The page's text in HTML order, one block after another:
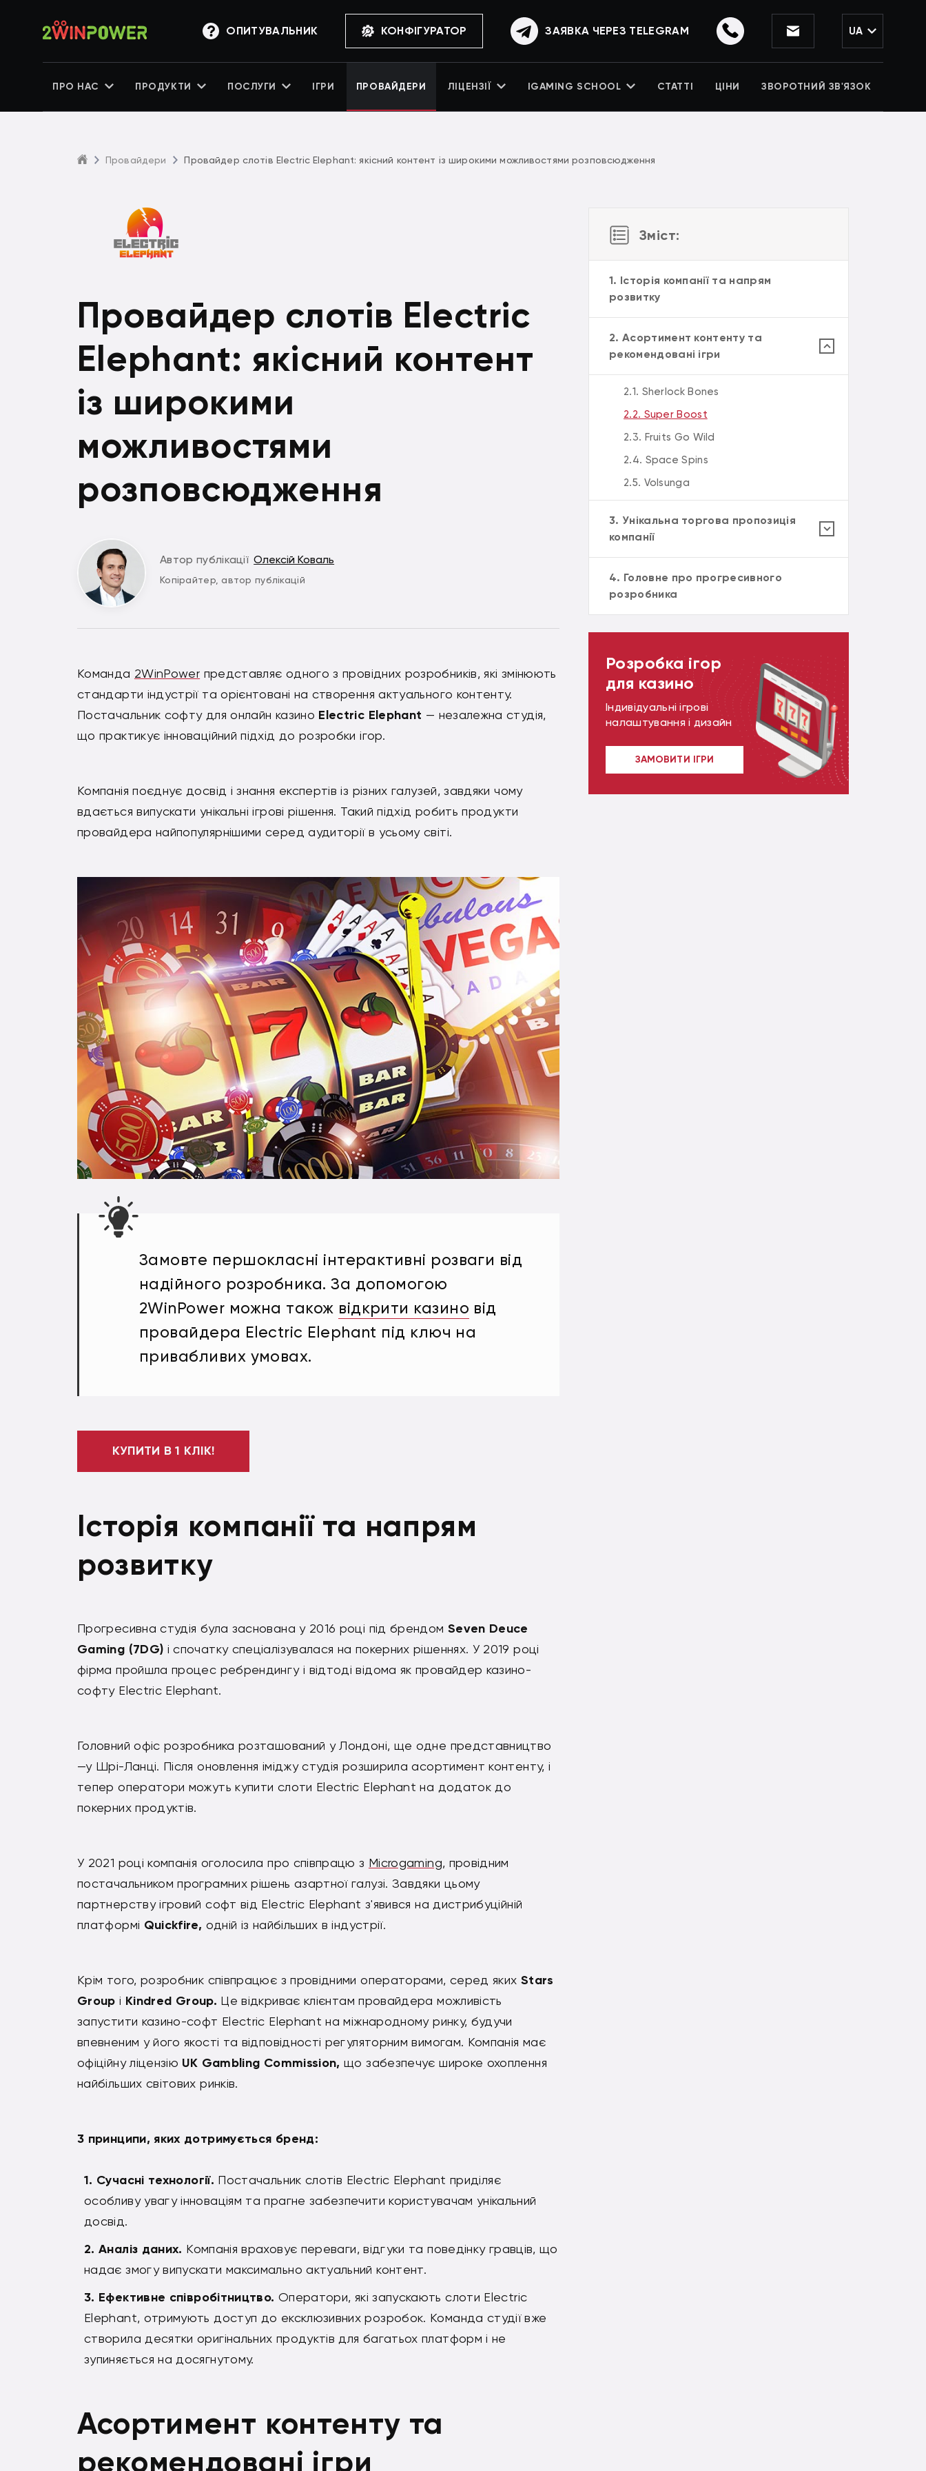
ОПИТУВАЛЬНИК КОНФІГУРАТОР ЗАЯВКА ЧЕРЕЗ TELEGRAM UA
ПРО НАС ПРОДУКТИ ПОСЛУГИ ІГРИ ПРОВАЙДЕРИ ЛІЦЕНЗІЇ IGAMING SCHOOL СТАТТІ ЦІНИ ЗВОРОТНИЙ ЗВ'ЯЗОК
Провайдери Провайдер слотів Electric Elephant: якісний контент із широкими можливостями розповсюдження
Провайдер слотів Electric
Elephant: якісний контент
із широкими
можливостями
розповсюдження
Автор публікації Олексій Коваль
Копірайтер, автор публікацій
Команда 2WinPower представляє одного з провідних розробників, які змінюють
стандарти індустрії та орієнтовані на створення актуального контенту.
Постачальник софту для онлайн казино Electric Elephant — незалежна студія,
що практикує інноваційний підхід до розробки ігор.
Компанія поєднує досвід і знання експертів із різних галузей, завдяки чому
вдається випускати унікальні ігрові рішення. Такий підхід робить продукти
провайдера найпопулярнішими серед аудиторії в усьому світі.
Замовте першокласні інтерактивні розваги від
надійного розробника. За допомогою
2WinPower можна також відкрити казино від
провайдера Electric Elephant під ключ на
привабливих умовах.
КУПИТИ В 1 КЛІК!
Історія компанії та напрям
розвитку
Прогресивна студія була заснована у 2016 році під брендом Seven Deuce
Gaming (7DG) і спочатку спеціалізувалася на покерних рішеннях. У 2019 році
фірма пройшла процес ребрендингу і відтоді відома як провайдер казино-
софту Electric Elephant.
Головний офіс розробника розташований у Лондоні, ще одне представництво
—у Шрі-Ланці. Після оновлення іміджу студія розширила асортимент контенту, і
тепер оператори можуть купити слоти Electric Elephant на додаток до
покерних продуктів.
У 2021 році компанія оголосила про співпрацю з Microgaming, провідним
постачальником програмних рішень азартної галузі. Завдяки цьому
партнерству ігровий софт від Electric Elephant з'явився на дистрибуційній
платформі Quickfire, одній із найбільших в індустрії.
Крім того, розробник співпрацює з провідними операторами, серед яких Stars
Group і Kindred Group. Це відкриває клієнтам провайдера можливість
запустити казино-софт Electric Elephant на міжнародному ринку, будучи
впевненим у його якості та відповідності регуляторним вимогам. Компанія має
офіційну ліцензію UK Gambling Commission, що забезпечує широке охоплення
найбільших світових ринків.
3 принципи, яких дотримується бренд:
Сучасні технології. Постачальник слотів Electric Elephant приділяє
особливу увагу інноваціям та прагне забезпечити користувачам унікальний
досвід.
Аналіз даних. Компанія враховує переваги, відгуки та поведінку гравців, що
надає змогу випускати максимально актуальний контент.
Ефективне співробітництво. Оператори, які запускають слоти Electric
Elephant, отримують доступ до ексклюзивних розробок. Команда студії вже
створила десятки оригінальних продуктів для багатьох платформ і не
зупиняється на досягнутому.
Асортимент контенту та
рекомендовані ігри
Зміст:
1. Історія компанії та напрям
розвитку
2. Асортимент контенту та
рекомендовані ігри
2.1. Sherlock Bones
2.2. Super Boost
2.3. Fruits Go Wild
2.4. Space Spins
2.5. Volsunga
3. Унікальна торгова пропозиція
компанії
4. Головне про прогресивного
розробника
Розробка ігор
для казино
Індивідуальні ігрові
налаштування і дизайн
ЗАМОВИТИ ІГРИ